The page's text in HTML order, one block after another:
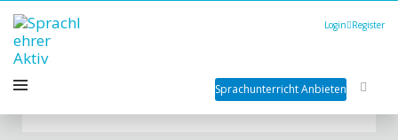
Login Register
Sprachunterricht Anbieten